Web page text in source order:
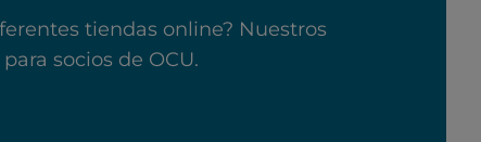
tiendas online? Nuestros
socios de OCU.